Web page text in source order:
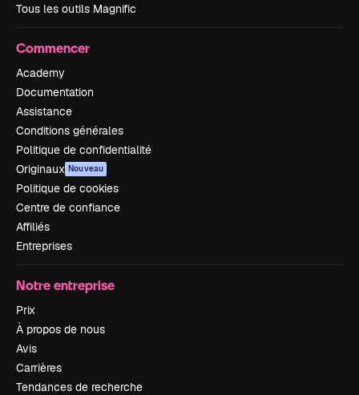
Tous les outils Magnific
Commencer
Academy
Documentation
Assistance
Conditions générales
Politique de confidentialité
Originaux Nouveau
Politique de cookies
Centre de confiance
Affiliés
Entreprises
Notre entreprise
Prix
À propos de nous
Avis
Carrières
Tendances de recherche